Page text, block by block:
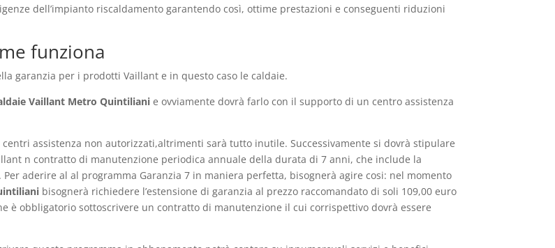
dell’impianto riscaldamento garantendo così, ottime prestazioni e conseguenti riduzioni
funziona
garanzia per i prodotti Vaillant e in questo caso le caldaie.
Vaillant Metro Quintiliani e ovviamente dovrà farlo con il supporto di un centro assistenza
assistenza non autorizzati,altrimenti sarà tutto inutile. Successivamente si dovrà stipulare
n contratto di manutenzione periodica annuale della durata di 7 anni, che include la
aderire al al programma Garanzia 7 in maniera perfetta, bisognerà agire cosi: nel momento
bisognerà richiedere l’estensione di garanzia al prezzo raccomandato di soli 109,00 euro
è obbligatorio sottoscrivere un contratto di manutenzione il cui corrispettivo dovrà essere